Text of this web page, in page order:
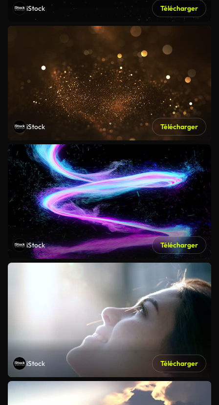
iStock Télécharger
iStock Télécharger
iStock Télécharger
iStock Télécharger